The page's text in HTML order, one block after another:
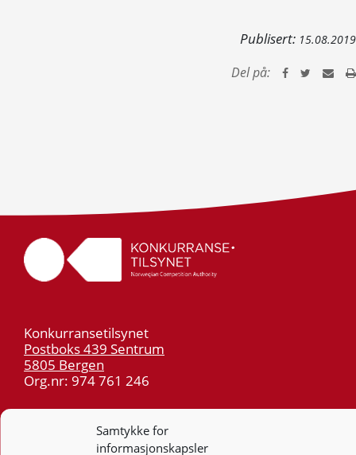
Samtykke for
informasjonskapsler
Publisert: 15.08.2019
Del på:
Konkurransetilsynet
Postboks 439 Sentrum
5805 Bergen
Org.nr: 974 761 246
55 59 75 00
post@kt.no